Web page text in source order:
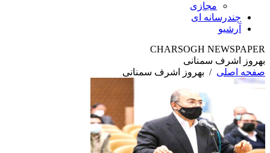
مجازی
چندرسانه ای
آرشیو
CHARSOGH NEWSPAPER
بهروز اشرف سمنانی
صفحه اصلی / بهروز اشرف سمنانی